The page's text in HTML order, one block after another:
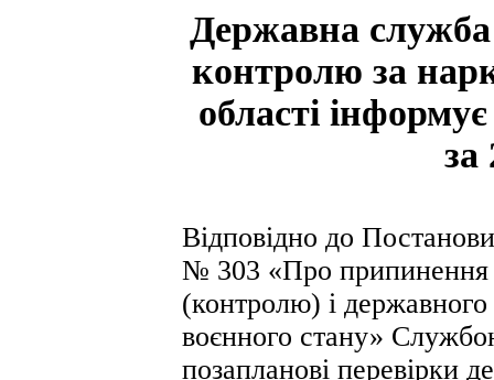
Державна служба
контролю за
області
за
Відповідно до
№ 303 «Про припинення
(контролю) і
воєнного стану»
позапланові перевірки